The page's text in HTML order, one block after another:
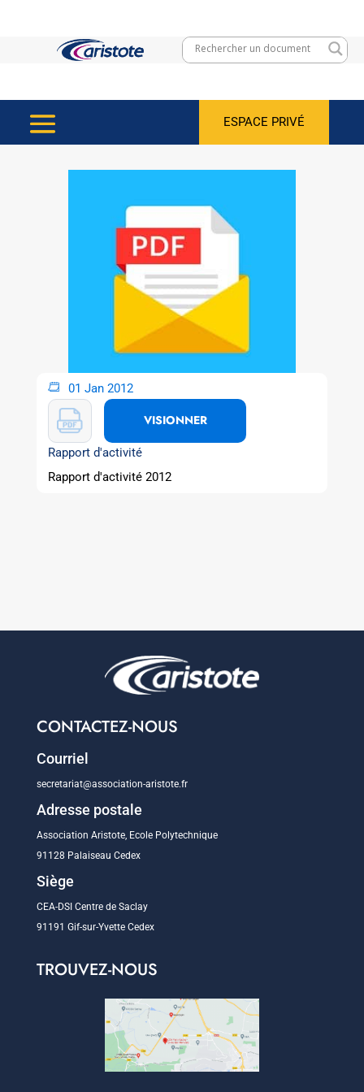
ESPACE PRIVÉ
01 Jan 2012
VISIONNER
Rapport d'activité
Rapport d'activité 2012
CONTACTEZ-NOUS
Courriel
secretariat@association-aristote.fr
Adresse postale
Association Aristote, Ecole Polytechnique
91128 Palaiseau Cedex
Siège
CEA-DSI Centre de Saclay
91191 Gif-sur-Yvette Cedex
TROUVEZ-NOUS